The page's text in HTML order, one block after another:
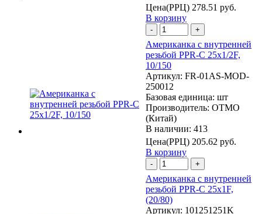
Цена(РРЦ) 278.51 руб.
В корзину
- +
Американка с внутренней
резьбой PPR-C 25х1/2F,
10/150
Артикул: FR-01AS-MOD-
250012
Базовая единица: шт
Производитель: OTMO
(Китай)
В наличии: 413
Цена(РРЦ) 205.62 руб.
В корзину
- +
Американка с внутренней
резьбой PPR-C 25х1F,
(20/80)
Артикул: 101251251K